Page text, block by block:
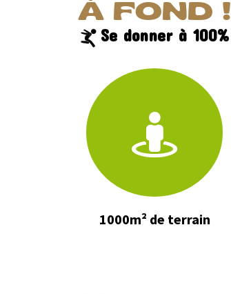
À FOND !
Se donner à 100%
1000m² de terrain